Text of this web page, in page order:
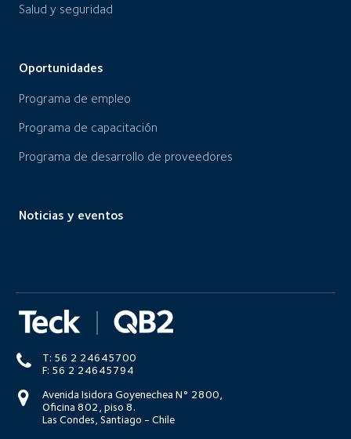
Salud y seguridad
Oportunidades
Programa de empleo
Programa de capacitación
Programa de desarrollo de proveedores
Noticias y eventos
T: 56 2 24645700
F: 56 2 24645794
Avenida Isidora Goyenechea N° 2800,
Oficina 802, piso 8.
Las Condes, Santiago - Chile